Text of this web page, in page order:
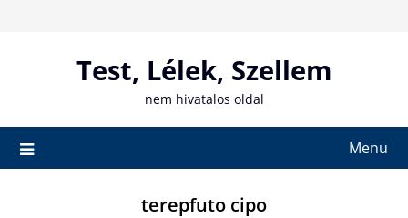
Test, Lélek, Szellem
nem hivatalos oldal
Menu
terepfuto cipo